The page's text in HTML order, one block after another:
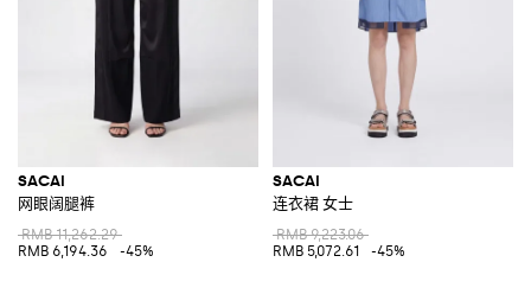
SACAI
网眼阔腿裤
RMB 11,262.29
RMB 6,194.36
-45%
SACAI
连衣裙 女士
RMB 9,223.06
RMB 5,072.61
-45%